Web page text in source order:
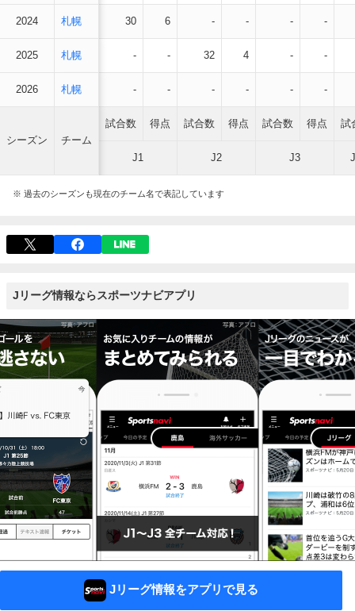
2024 札幌 30 6 - - - -
2025 札幌 - - 32 4 - -
2026 札幌 - - - - - -
シーズン チーム
試合数 得点 試合数 得点 試合数 得点 試
J1 J2 J3
※ 過去のシーズンも現在のチーム名で表記しています
Jリーグ情報ならスポーツナビアプリ
Jリーグ情報をアプリで見る